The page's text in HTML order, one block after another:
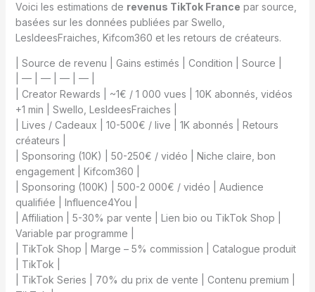
Voici les estimations de revenus TikTok France par source,
basées sur les données publiées par Swello,
LesIdeesFraiches, Kifcom360 et les retours de créateurs.
| Source de revenu | Gains estimés | Condition | Source |
| — | — | — | — |
| Creator Rewards | ~1€ / 1 000 vues | 10K abonnés, vidéos
+1 min | Swello, LesIdeesFraiches |
| Lives / Cadeaux | 10-500€ / live | 1K abonnés | Retours
créateurs |
| Sponsoring (10K) | 50-250€ / vidéo | Niche claire, bon
engagement | Kifcom360 |
| Sponsoring (100K) | 500-2 000€ / vidéo | Audience
qualifiée | Influence4You |
| Affiliation | 5-30% par vente | Lien bio ou TikTok Shop |
Variable par programme |
| TikTok Shop | Marge – 5% commission | Catalogue produit
| TikTok |
| TikTok Series | 70% du prix de vente | Contenu premium |